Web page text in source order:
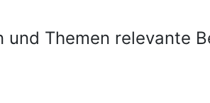
Themen relevante